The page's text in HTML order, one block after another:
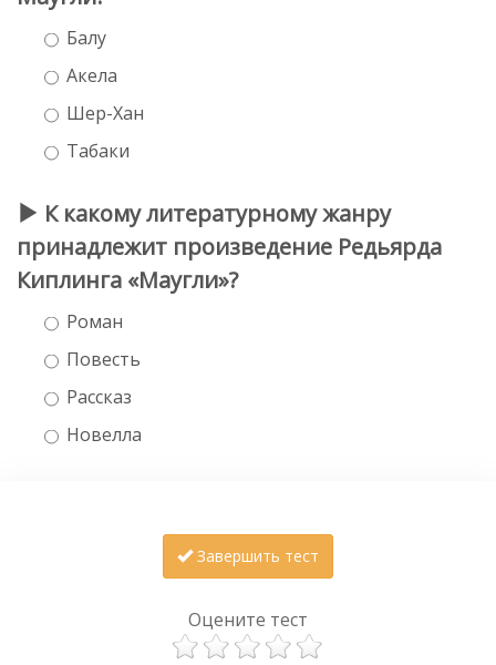
Балу
Акела
Шер-Хан
Табаки
К какому литературному жанру
принадлежит произведение Редьярда
Киплинга «Маугли»?
Роман
Повесть
Рассказ
Новелла
Завершить тест
Оцените тест